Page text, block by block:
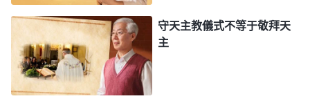
人，他所作的并不以聖經為根據，而是按着他的工作
來説話，他不管聖經如何説，也不在聖經裏找路來帶
領跟隨他的人。他剛開始作工就是傳悔改的道，而
『悔改』這兩個字眼在舊約那麽多預言裏根本提都没
守天主教儀式不等于敬拜天
主